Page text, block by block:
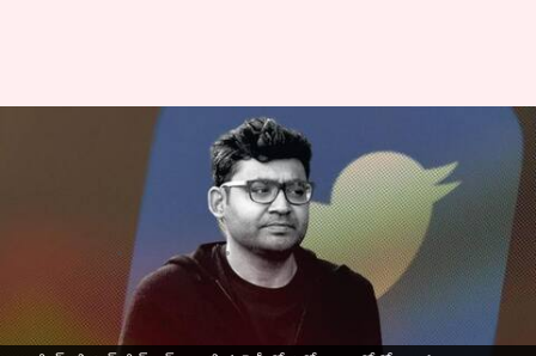
ఆపిల్, ట్విట్టర్, ఫ్లిప్‌కార్ట్ లాంటి
కంపెనీల్లో ఉద్యోగాలు కోల్పోయిన
వ్వవస్థాపకులు, సీఈఓలు వీరే
Nov 20, 2023 05:36 pm
ఈ వార్తాకథనం ఏంటి